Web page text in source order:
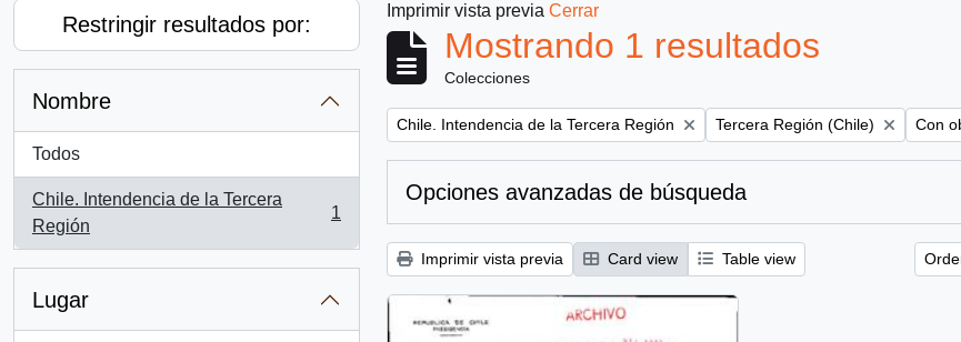
Restringir resultados por:
Nombre
Todos
Chile. Intendencia de la Tercera
Región
, 1 resultados
1
Lugar
Imprimir vista previa Cerrar
Mostrando 1 resultados
Colecciones
Remove filter:
Chile. Intendencia de la Tercera Región Remove filter:
Tercera Región (Chile) Con
Opciones avanzadas de búsqueda
Imprimir vista previa Card view Table view